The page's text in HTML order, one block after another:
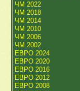
ЧМ 2022
ЧМ 2018
ЧМ 2014
ЧМ 2010
ЧМ 2006
ЧМ 2002
ЕВРО 2024
ЕВРО 2020
ЕВРО 2016
ЕВРО 2012
ЕВРО 2008